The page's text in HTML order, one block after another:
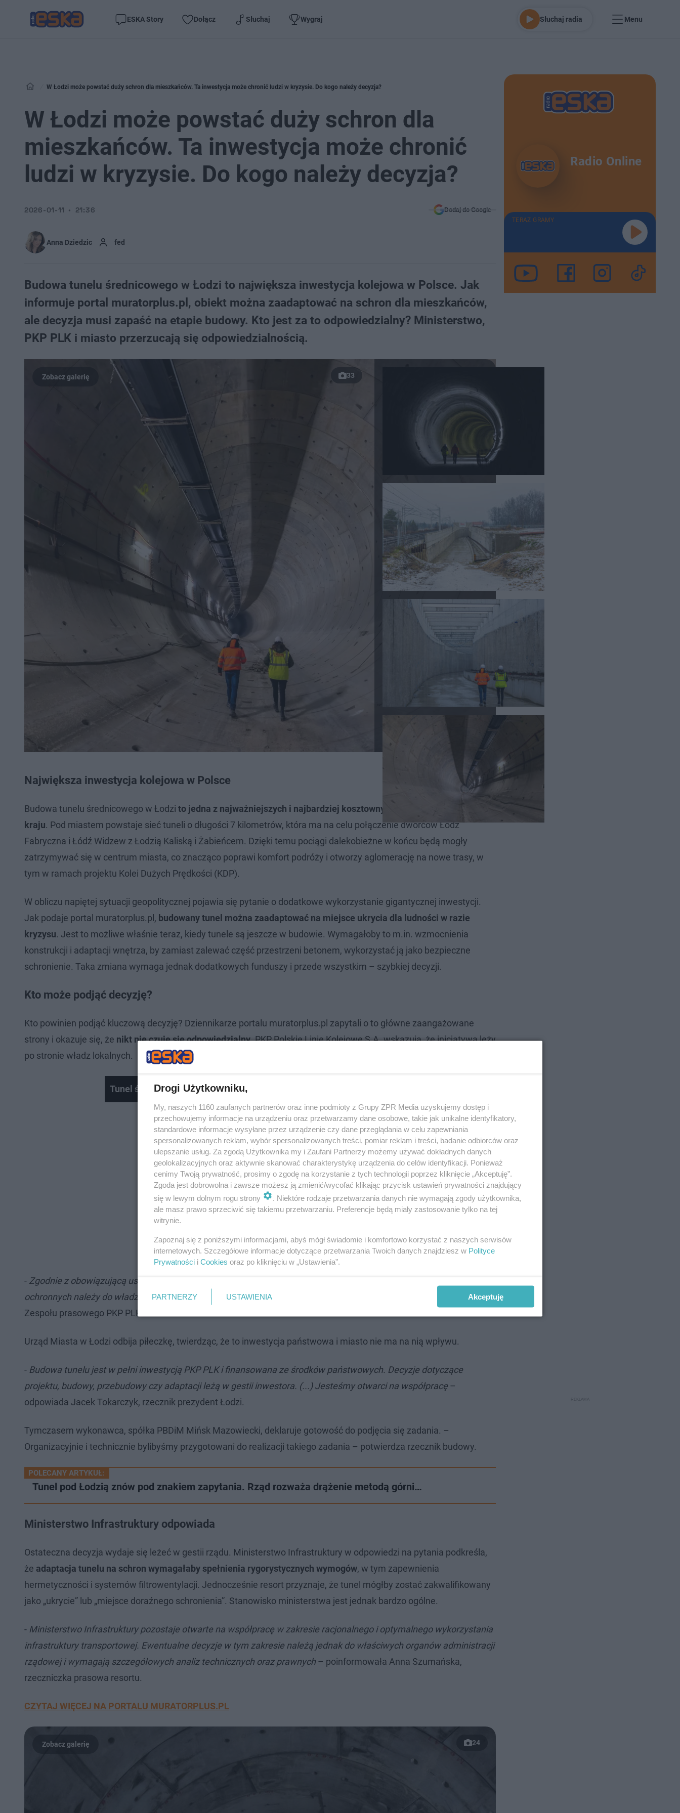
ESKA Story Dołącz Słuchaj Wygraj Słuchaj radia Menu
W Łodzi może powstać duży schron dla mieszkańców. Ta inwestycja może chronić ludzi w kryzysie. Do kogo należy decyzja?
W Łodzi może powstać duży schron dla
mieszkańców. Ta inwestycja może chronić
ludzi w kryzysie. Do kogo należy decyzja?
Anna Dziedzic fed
2026-01-11 21:36 Dodaj do Google
Budowa tunelu średnicowego w Łodzi to największa inwestycja kolejowa w Polsce. Jak
informuje portal muratorplus.pl, obiekt można zaadaptować na schron dla mieszkańców,
ale decyzja musi zapaść na etapie budowy. Kto jest za to odpowiedzialny? Ministerstwo,
PKP PLK i miasto przerzucają się odpowiedzialnością.
33
Największa inwestycja kolejowa w Polsce
Budowa tunelu średnicowego w Łodzi to jedna z najważniejszych i najbardziej kosztownych inwestycji kolejowych w
kraju. Pod miastem powstaje sieć tuneli o długości 7 kilometrów, która ma na celu połączenie dworców Łódź
Fabryczna i Łódź Widzew z Łodzią Kaliską i Żabieńcem. Dzięki temu pociągi dalekobieżne w końcu będą mogły
zatrzymywać się w centrum miasta, co znacząco poprawi komfort podróży i otworzy aglomerację na nowe trasy, w
tym w ramach projektu Kolei Dużych Prędkości (KDP).
W obliczu napiętej sytuacji geopolitycznej pojawia się pytanie o dodatkowe wykorzystanie gigantycznej inwestycji.
Jak podaje portal muratorplus.pl, budowany tunel można zaadaptować na miejsce ukrycia dla ludności w razie
kryzysu. Jest to możliwe właśnie teraz, kiedy tunele są jeszcze w budowie. Wymagałoby to m.in. wzmocnienia
konstrukcji i adaptacji wnętrza, by zamiast zalewać część przestrzeni betonem, wykorzystać ją jako bezpieczne
schronienie. Taka zmiana wymaga jednak dodatkowych funduszy i przede wszystkim – szybkiej decyzji.
Kto może podjąć decyzję?
Kto powinien podjąć kluczową decyzję? Dziennikarze portalu muratorplus.pl zapytali o to główne zaangażowane
strony i okazuje się, że nikt nie czuje się odpowiedzialny. PKP Polskie Linie Kolejowe S.A. wskazują, że inicjatywa leży
po stronie władz lokalnych.
Tunel średnicowy w Łodzi
- Zgodnie z obowiązującą ustawą o ochronie ludności i obronie cywilnej, decyzja o adaptacji obiektu do funkcji
ochronnych należy do władz lokalnych. (...) Pozostajemy otwarci na dialog i współpracę
– mówi Rafał Wilgusiak z
Zespołu prasowego PKP PLK.
Urząd Miasta w Łodzi odbija piłeczkę, twierdząc, że to inwestycja państwowa i miasto nie ma na nią wpływu.
- Budowa tunelu jest w pełni inwestycją PKP PLK i finansowana ze środków państwowych. Decyzje dotyczące
projektu, budowy, przebudowy czy adaptacji leżą w gestii inwestora. (...) Jesteśmy otwarci na współpracę –
odpowiada Jacek Tokarczyk, rzecznik prezydent Łodzi.
Tymczasem wykonawca, spółka PBDiM Mińsk Mazowiecki, deklaruje gotowość do podjęcia się zadania. –
Organizacyjnie i technicznie bylibyśmy przygotowani do realizacji takiego zadania – potwierdza rzecznik budowy.
POLECANY ARTYKUŁ:
Tunel pod Łodzią znów pod znakiem zapytania. Rząd rozważa drążenie metodą górni…
Ministerstwo Infrastruktury odpowiada
Ostateczna decyzja wydaje się leżeć w gestii rządu. Ministerstwo Infrastruktury w odpowiedzi na pytania podkreśla,
że adaptacja tunelu na schron wymagałaby spełnienia rygorystycznych wymogów, w tym zapewnienia
hermetyczności i systemów filtrowentylacji. Jednocześnie resort przyznaje, że tunel mógłby zostać zakwalifikowany
jako „ukrycie” lub „miejsce doraźnego schronienia”. Stanowisko ministerstwa jest jednak bardzo ogólne.
- Ministerstwo Infrastruktury pozostaje otwarte na współpracę w zakresie racjonalnego i optymalnego wykorzystania
infrastruktury transportowej. Ewentualne decyzje w tym zakresie należą jednak do właściwych organów administracji
rządowej i wymagają szczegółowych analiz technicznych oraz prawnych – poinformowała Anna Szumańska,
rzeczniczka prasowa resortu.
CZYTAJ WIĘCEJ NA PORTALU MURATORPLUS.PL
24
Radio Online
TERAZ GRAMY
Drogi Użytkowniku,
My, naszych 1160 zaufanych partnerów oraz inne podmioty z Grupy ZPR Media uzyskujemy dostęp i
przechowujemy informacje na urządzeniu oraz przetwarzamy dane osobowe, takie jak unikalne identyfikatory,
standardowe informacje wysyłane przez urządzenie czy dane przeglądania w celu zapewniania
spersonalizowanych reklam, wybór spersonalizowanych treści, pomiar reklam i treści, badanie odbiorców oraz
ulepszanie usług. Za zgodą Użytkownika my i Zaufani Partnerzy możemy używać dokładnych danych
geolokalizacyjnych oraz aktywnie skanować charakterystykę urządzenia do celów identyfikacji. Ponieważ
cenimy Twoją prywatność, prosimy o zgodę na korzystanie z tych technologii poprzez kliknięcie „Akceptuję”.
Zgoda jest dobrowolna i zawsze możesz ją zmienić/wycofać klikając przycisk ustawień prywatności znajdujący
się w lewym dolnym rogu strony
. Niektóre rodzaje przetwarzania danych nie wymagają zgody użytkownika,
ale masz prawo sprzeciwić się takiemu przetwarzaniu. Preferencje będą miały zastosowanie tylko na tej
witrynie.
Zapoznaj się z poniższymi informacjami, abyś mógł świadomie i komfortowo korzystać z naszych serwisów
internetowych. Szczegółowe informacje dotyczące przetwarzania Twoich danych znajdziesz w Polityce
Prywatności i Cookies oraz po kliknięciu w „Ustawienia”.
PARTNERZY USTAWIENIA Akceptuję